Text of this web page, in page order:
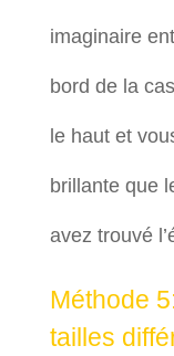
imaginaire
bord de la
le haut et
brillante que
avez trouvé
Méthode
tailles